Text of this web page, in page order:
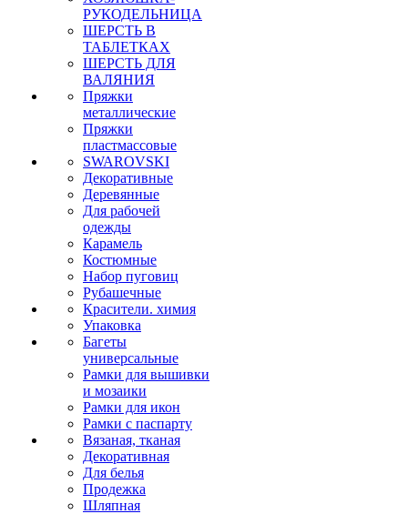
РУКОДЕЛЬНИЦА
ШЕРСТЬ В
ТАБЛЕТКАХ
ШЕРСТЬ ДЛЯ
ВАЛЯНИЯ
Пряжки
металлические
Пряжки
пластмассовые
SWAROVSKI
Декоративные
Деревянные
Для рабочей
одежды
Карамель
Костюмные
Набор пуговиц
Рубашечные
Красители. химия
Упаковка
Багеты
универсальные
Рамки для вышивки
и мозаики
Рамки для икон
Рамки с паспарту
Вязаная, тканая
Декоративная
Для белья
Продежка
Шляпная